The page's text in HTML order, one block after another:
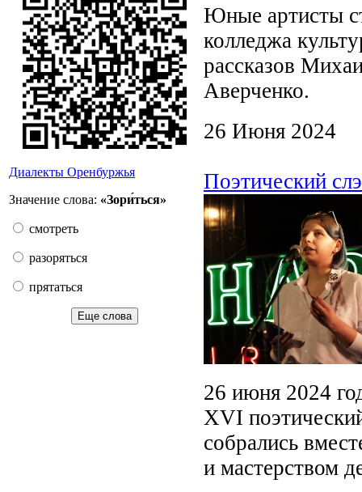
Диалекты Оренбуржья
Значение слова: «Зори́ться»
смотреть
разоряться
прятаться
Еще слова
Юные артисты
колледжа
рассказов
Аверченко.
26 Июня 2024
Поэтический
26 июня 2024
XVI
собрались
и мастерством